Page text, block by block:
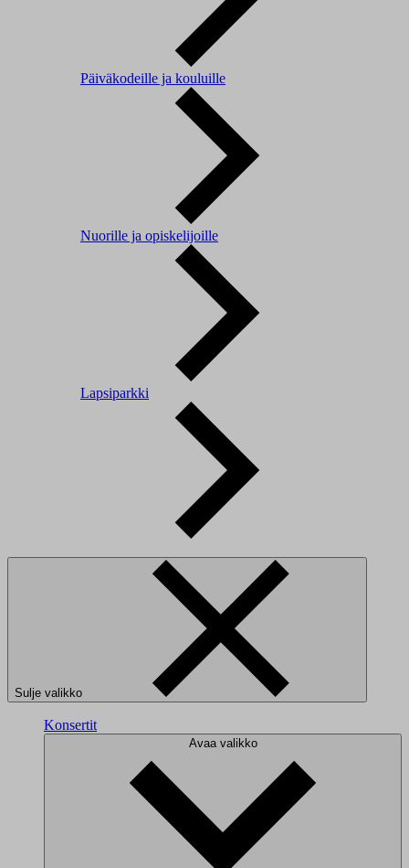
Päiväkodeille ja kouluille
Nuorille ja opiskelijoille
Lapsiparkki
Sulje valikko
Konsertit
Avaa valikko